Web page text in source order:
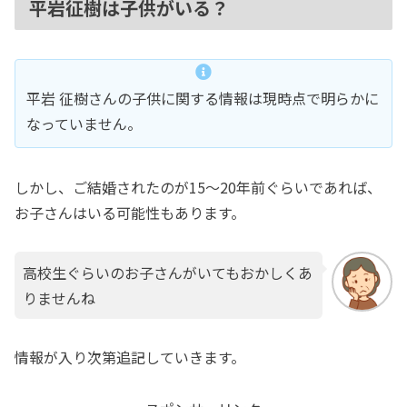
平岩征樹は子供がいる？
平岩 征樹さんの子供に関する情報は現時点で明らかに
なっていません。
しかし、ご結婚されたのが15〜20年前ぐらいであれば、
お子さんはいる可能性もあります。
高校生ぐらいのお子さんがいてもおかしくあ
りませんね
情報が入り次第追記していきます。